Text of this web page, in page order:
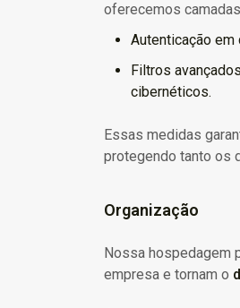
oferecemos
Autenticação em
Filtros
cibernéticos.
Essas medidas
protegendo tanto os
Organização
Nossa hospedagem
empresa e tornam o